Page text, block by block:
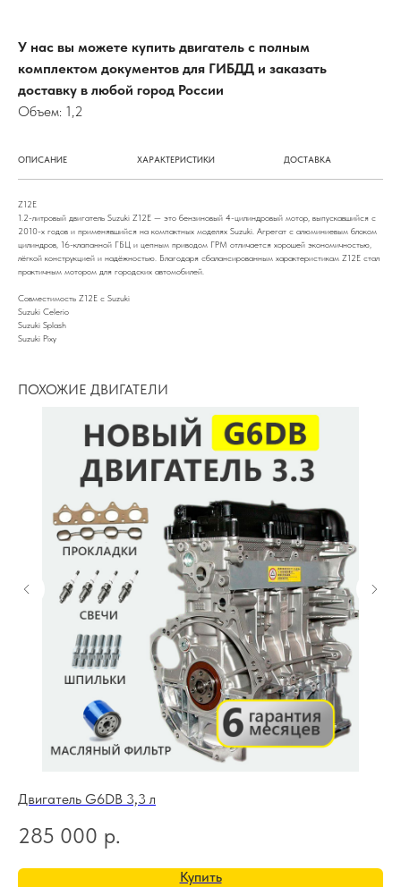
У нас вы можете купить двигатель с полным
комплектом документов для ГИБДД и заказать
доставку в любой город России
Объем: 1,2
ОПИСАНИЕ ХАРАКТЕРИСТИКИ ДОСТАВКА
Z12E
1.2-литровый двигатель Suzuki Z12E — это бензиновый 4-цилиндровый мотор, выпускавшийся с
2010-х годов и применявшийся на компактных моделях Suzuki. Агрегат с алюминиевым блоком
цилиндров, 16-клапанной ГБЦ и цепным приводом ГРМ отличается хорошей экономичностью,
лёгкой конструкцией и надёжностью. Благодаря сбалансированным характеристикам Z12E стал
практичным мотором для городских автомобилей.
Совместимость Z12E с Suzuki
Suzuki Celerio
Suzuki Splash
Suzuki Pixy
ПОХОЖИЕ ДВИГАТЕЛИ
Двигатель G6DB 3,3 л
285 000 р.
Купить